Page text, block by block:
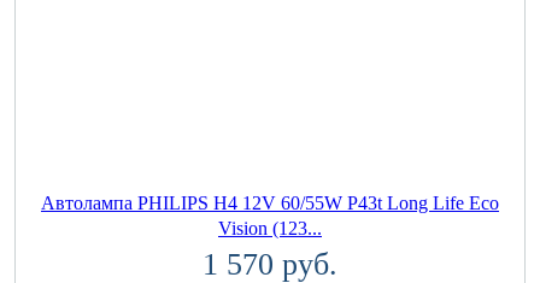
Автолампа PHILIPS H4 12V 60/55W P43t Long Life Eco
Vision (123...
1 570 руб.